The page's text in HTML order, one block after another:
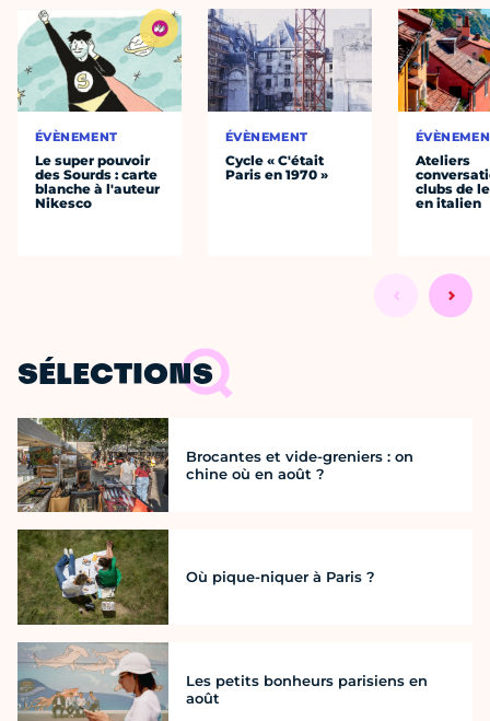
ÉVÈNEMENT
Le super pouvoir
des Sourds : carte
blanche à l'auteur
Nikesco
ÉVÈNEMENT
Cycle « C'était
Paris en 1970 »
Ateliers
clubs de
en italien
SÉLECTIONS
Brocantes et vide-greniers : on
chine où en août ?
Où pique-niquer à Paris ?
Les petits bonheurs parisiens en
août